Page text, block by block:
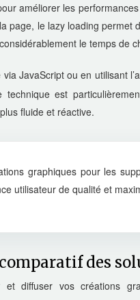
améliorer les
page, le lazy loading
le temps de
JavaScript ou en utilisant
est
fluide et réactive.
graphiques pour les
utilisateur de qualité et
des
diffuser vos créations